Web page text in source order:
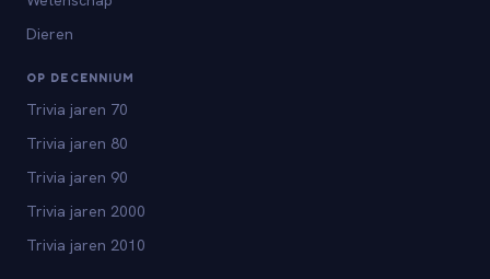
Dieren
OP DECENNIUM
Trivia jaren 70
Trivia jaren 80
Trivia jaren 90
Trivia jaren 2000
Trivia jaren 2010